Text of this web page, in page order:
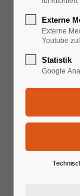
Externe
Externe
Youtube
Statistik
Google